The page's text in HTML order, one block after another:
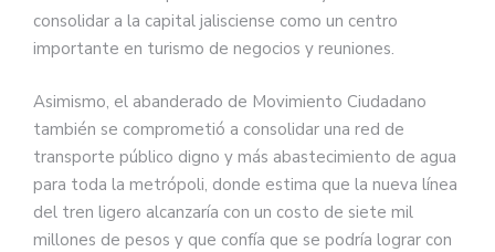
consolidar a la capital jalisciense como un centro
importante en turismo de negocios y reuniones.
Asimismo, el abanderado de Movimiento Ciudadano
también se comprometió a consolidar una red de
transporte público digno y más abastecimiento de agua
para toda la metrópoli, donde estima que la nueva línea
del tren ligero alcanzaría con un costo de siete mil
millones de pesos y que confía que se podría lograr con